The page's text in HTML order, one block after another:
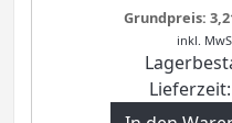
Grundpreis:
inkl.